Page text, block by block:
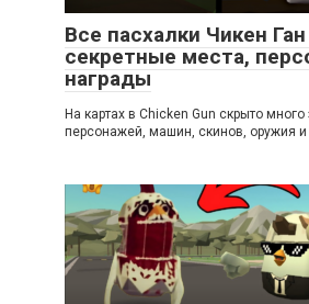
Все пасхалки Чикен
секретные места,
награды
На картах в Chicken Gun скрыто
персонажей, машин, скинов, оружия и